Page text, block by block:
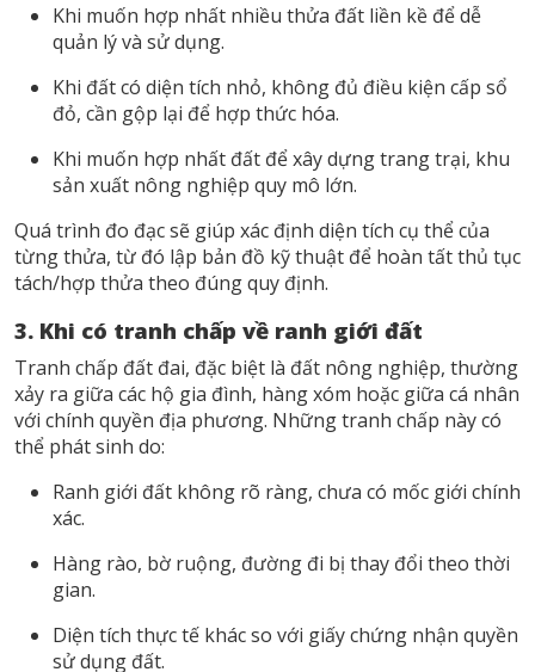
Khi muốn hợp nhất nhiều thửa đất liền kề để dễ
quản lý và sử dụng.
Khi đất có diện tích nhỏ, không đủ điều kiện cấp sổ
đỏ, cần gộp lại để hợp thức hóa.
Khi muốn hợp nhất đất để xây dựng trang trại, khu
sản xuất nông nghiệp quy mô lớn.
Quá trình đo đạc sẽ giúp xác định diện tích cụ thể của
từng thửa, từ đó lập bản đồ kỹ thuật để hoàn tất thủ tục
tách/hợp thửa theo đúng quy định.
3. Khi có tranh chấp về ranh giới đất
Tranh chấp đất đai, đặc biệt là đất nông nghiệp, thường
xảy ra giữa các hộ gia đình, hàng xóm hoặc giữa cá nhân
với chính quyền địa phương. Những tranh chấp này có
thể phát sinh do:
Ranh giới đất không rõ ràng, chưa có mốc giới chính
xác.
Hàng rào, bờ ruộng, đường đi bị thay đổi theo thời
gian.
Diện tích thực tế khác so với giấy chứng nhận quyền
sử dụng đất.